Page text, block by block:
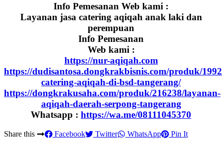
Info Pemesanan Web kami :
Layanan jasa catering aqiqah anak laki dan
perempuan
Info Pemesanan
Web kami :
https://nur-aqiqah.com
https://dudisantosa.dongkrakbisnis.com/produk/
catering-aqiqah-di-bsd-tangerang/
https://dongkrakusaha.com/produk/216238/layanan-
aqiqah-daerah-serpong-tangerang
Whatsapp : https://wa.me/08111045370
Share this Facebook Twitter WhatsApp Pin It